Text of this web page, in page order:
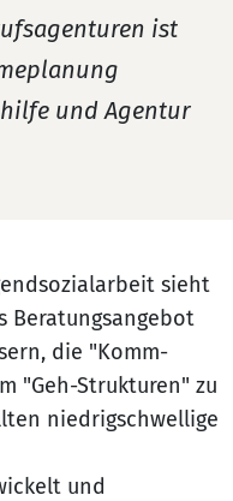
ist
und Agentur
sieht
Beratungsangebot
die "Komm-
"Geh-Strukturen" zu
niedrigschwellige
und